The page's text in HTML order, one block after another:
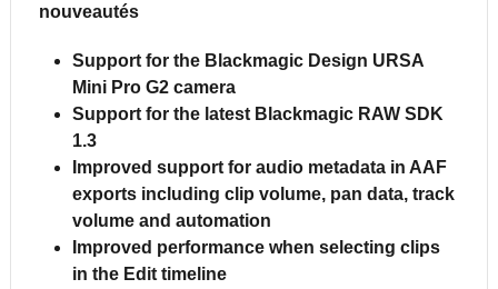
nouveautés
Support for the Blackmagic Design URSA
Mini Pro G2 camera
Support for the latest Blackmagic RAW SDK
1.3
Improved support for audio metadata in AAF
exports including clip volume, pan data, track
volume and automation
Improved performance when selecting clips
in the Edit timeline